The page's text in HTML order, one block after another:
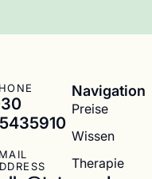
Navigation
Preise
Wissen
Therapie